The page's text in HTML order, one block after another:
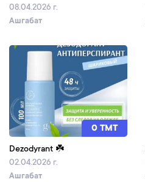
08.04.2026 г.
Ашгабат
0 TMT
Dezodyrant ☘️
02.04.2026 г.
Ашгабат